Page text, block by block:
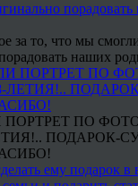
за то, что мы
наших
ПОРТРЕТ ПО
ПОДАРОК-